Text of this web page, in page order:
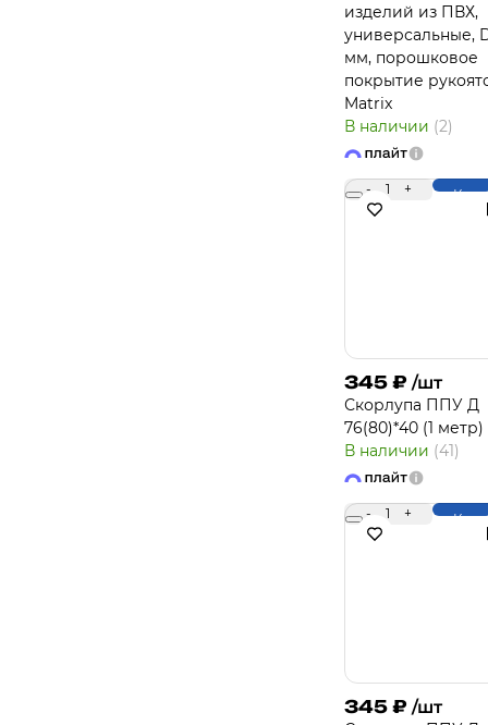
изделий из ПВХ,
универсальные,
мм, порошковое
покрытие
Matrix
В наличии (2)
- 1 +
345 ₽ /шт
Скорлупа ППУ Д
76(80)*40 (1 метр)
В наличии (41)
- 1 +
345 ₽ /шт